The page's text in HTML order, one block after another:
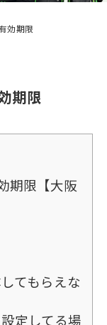
効期限
期限
期限【大阪
てもらえな
定してる場